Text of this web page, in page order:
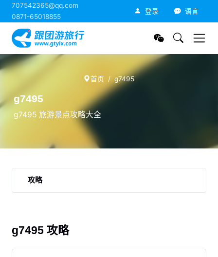
707542365@qq.com
0871-65018855
登录 语言
首页 g7495
g7495
g7495 旅游景点攻略大全
攻略
g7495 攻略